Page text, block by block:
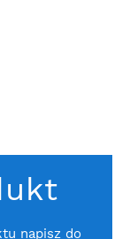
napisz do